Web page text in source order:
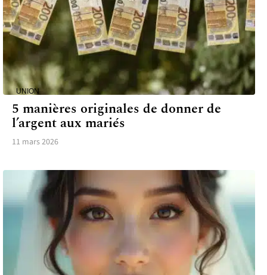
UNION
5 manières originales de donner de
l’argent aux mariés
11 mars 2026